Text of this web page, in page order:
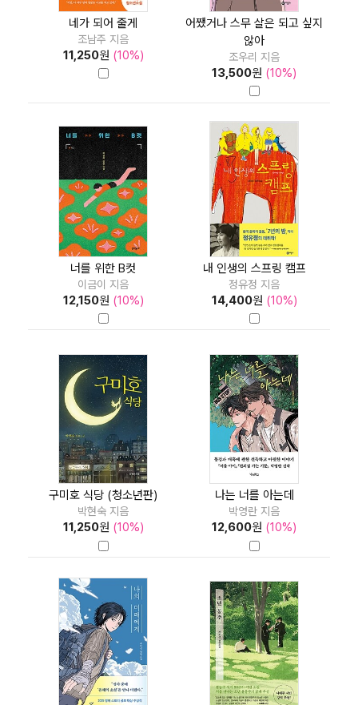
네가 되어 줄게
조남주 지음
11,250원 (10%)
어쨌거나 스무 살은 되고 싶지
않아
조우리 지음
13,500원 (10%)
너를 위한 B컷
이금이 지음
12,150원 (10%)
내 인생의 스프링 캠프
정유정 지음
14,400원 (10%)
구미호 식당 (청소년판)
박현숙 지음
11,250원 (10%)
나는 너를 아는데
박영란 지음
12,600원 (10%)